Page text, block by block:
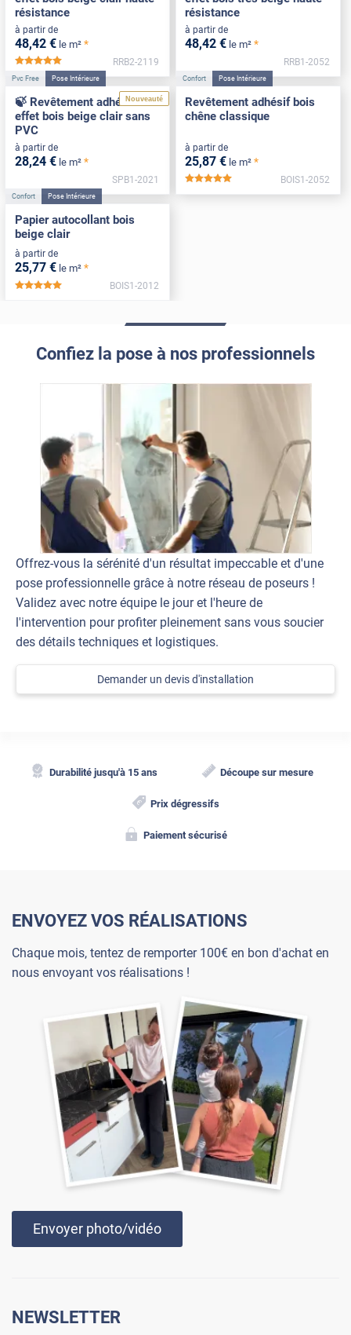
résistance
à partir de
48,42 € le m² *
*****
RRB2-2119
résistance
à partir de
48,42 € le m² *
RRB1-2052
Nouveauté
Pvc Free Pose Intérieure
🍃 Revêtement adhésif
effet bois beige clair sans
PVC
à partir de
28,24 € le m² *
SPB1-2021
Confort Pose Intérieure
Revêtement adhésif bois
chêne classique
à partir de
25,87 € le m² *
BOIS1-2052
Confort Pose Intérieure
Papier autocollant bois
beige clair
à partir de
25,77 € le m² *
*****
BOIS1-2012
Confiez la pose à nos professionnels
Offrez-vous la sérénité d'un résultat impeccable et d'une
pose professionnelle grâce à notre réseau de poseurs !
Validez avec notre équipe le jour et l'heure de
l'intervention pour profiter pleinement sans vous soucier
des détails techniques et logistiques.
Demander un devis d'installation
Durabilité jusqu'à 15 ans Découpe sur mesure
Prix dégressifs
Paiement sécurisé
ENVOYEZ VOS RÉALISATIONS
Chaque mois, tentez de remporter 100€ en bon d'achat en
nous envoyant vos réalisations !
Envoyer photo/vidéo
NEWSLETTER